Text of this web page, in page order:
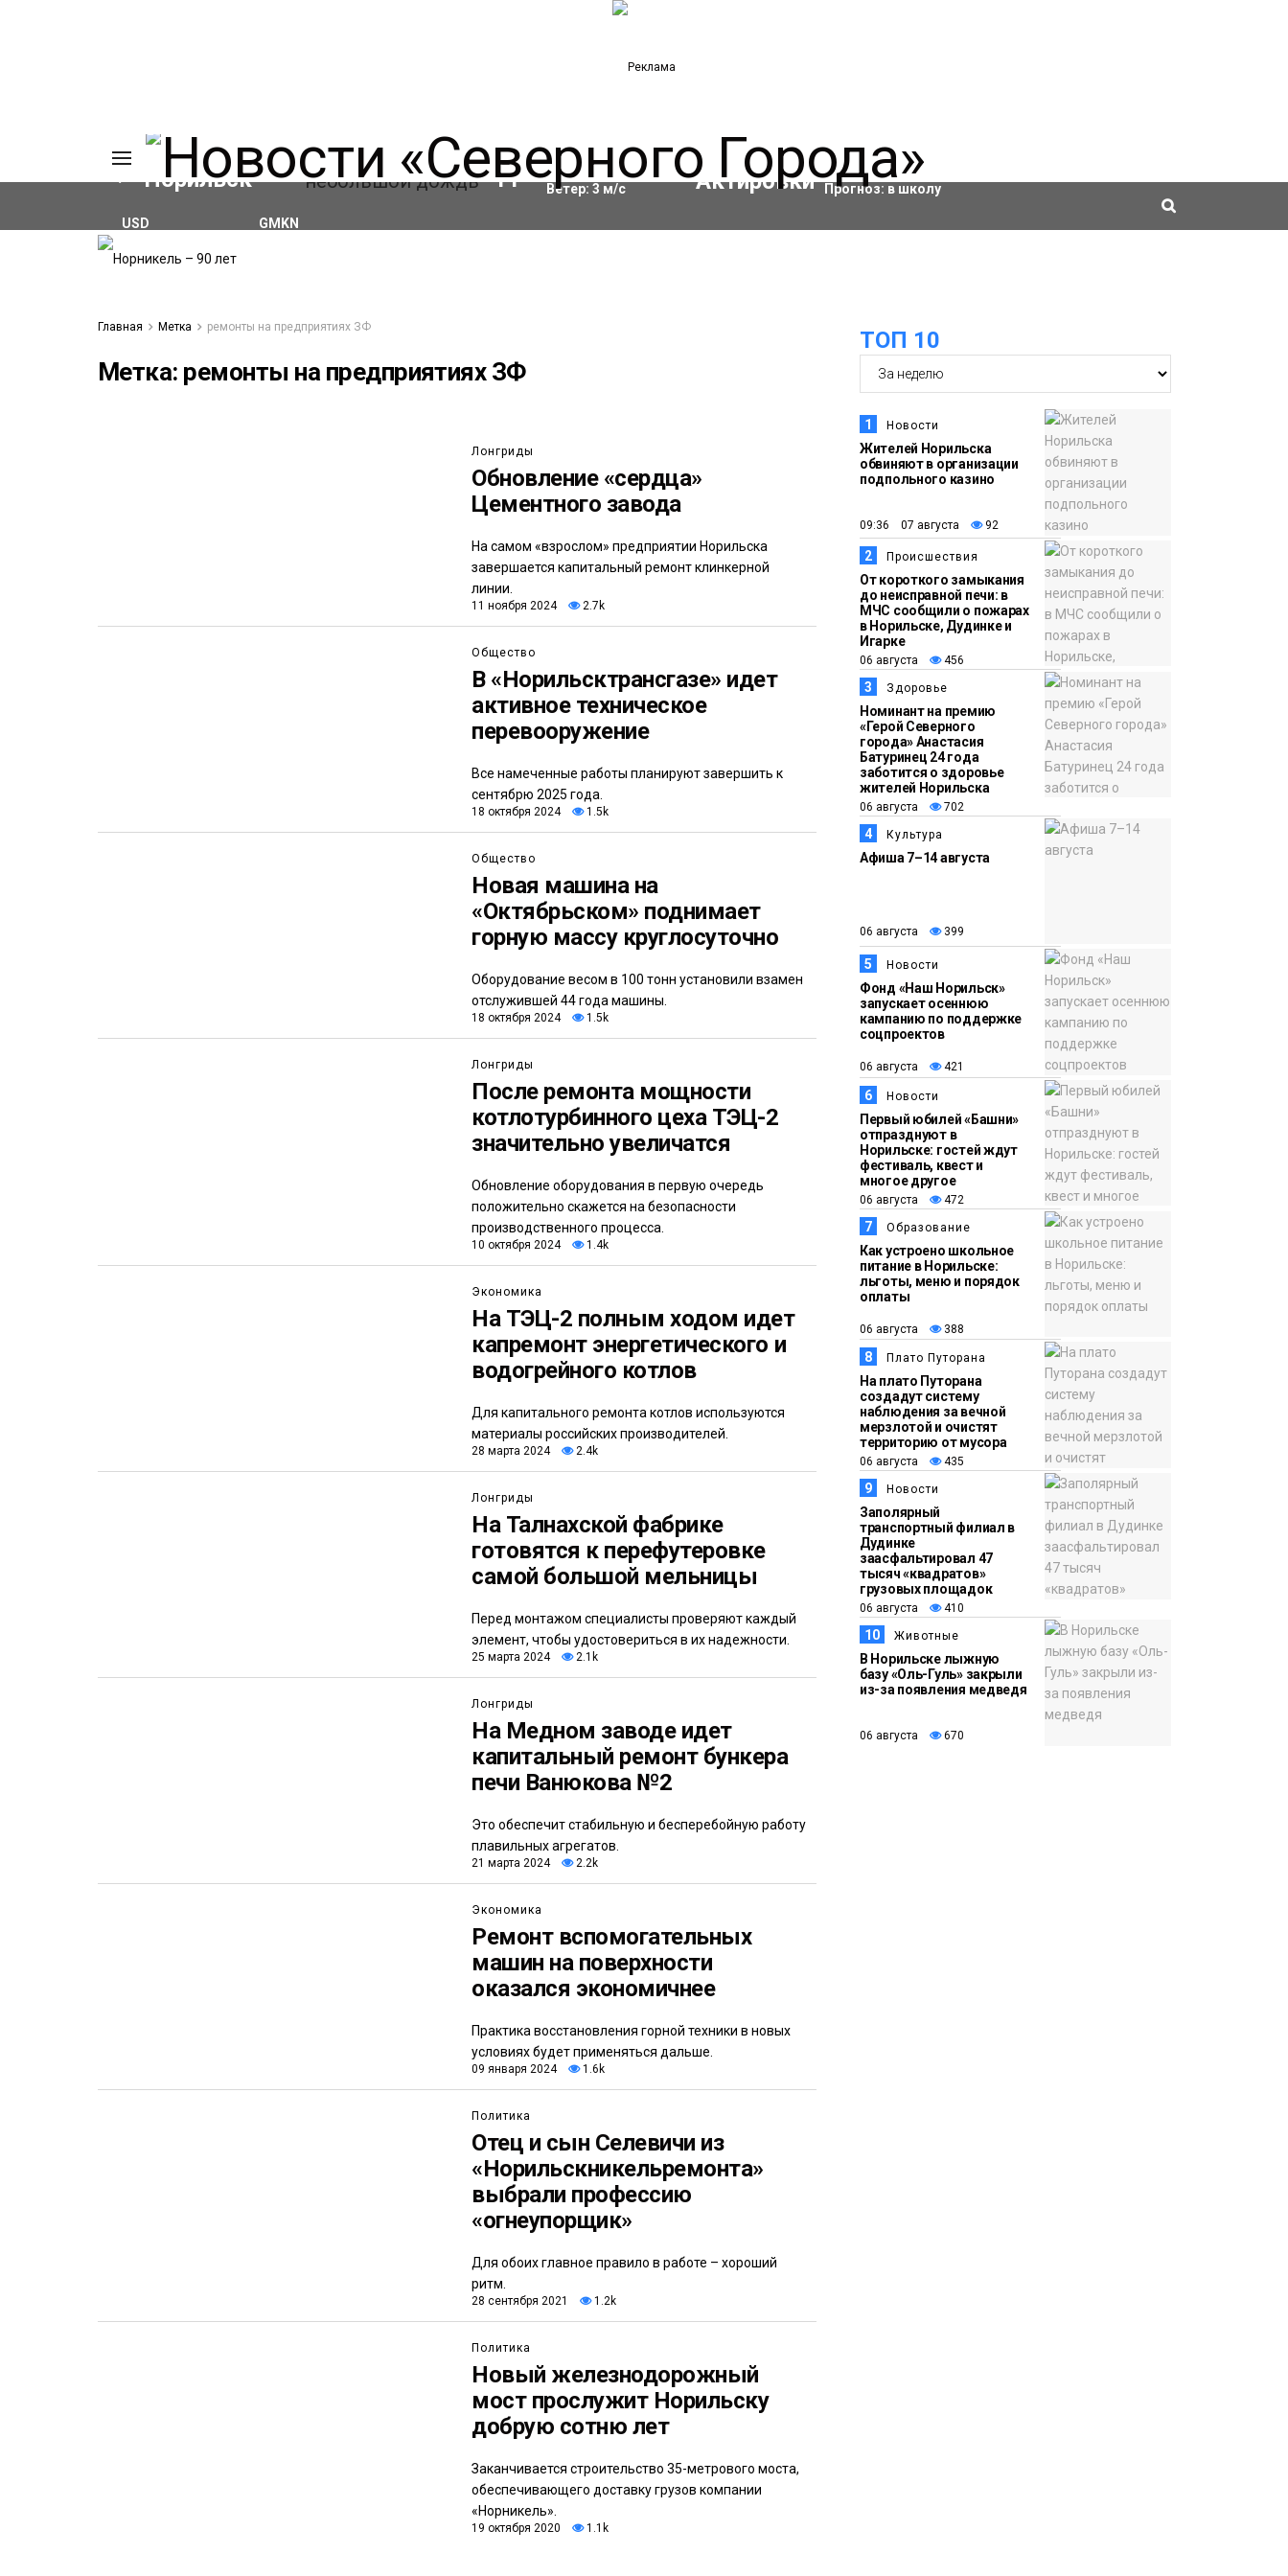
Норильск 11 °C Влажность:90%
Ветер: 3 м/с
Актировки
Прогноз: в школу
USD
GMKN
Главная Метка ремонты на предприятиях ЗФ
Метка: ремонты на предприятиях ЗФ
Лонгриды
Обновление «сердца»
Цементного завода
На самом «взрослом» предприятии Норильска
завершается капитальный ремонт клинкерной
линии.
11 ноября 2024 2.7k
Общество
В «Норильсктрансгазе» идет
активное техническое
перевооружение
Все намеченные работы планируют завершить к
сентябрю 2025 года.
18 октября 2024 1.5k
Общество
Новая машина на
«Октябрьском» поднимает
горную массу круглосуточно
Оборудование весом в 100 тонн установили взамен
отслужившей 44 года машины.
18 октября 2024 1.5k
Лонгриды
После ремонта мощности
котлотурбинного цеха ТЭЦ-2
значительно увеличатся
Обновление оборудования в первую очередь
положительно скажется на безопасности
производственного процесса.
10 октября 2024 1.4k
Экономика
На ТЭЦ-2 полным ходом идет
капремонт энергетического и
водогрейного котлов
Для капитального ремонта котлов используются
материалы российских производителей.
28 марта 2024 2.4k
Лонгриды
На Талнахской фабрике
готовятся к перефутеровке
самой большой мельницы
Перед монтажом специалисты проверяют каждый
элемент, чтобы удостовериться в их надежности.
25 марта 2024 2.1k
Лонгриды
На Медном заводе идет
капитальный ремонт бункера
печи Ванюкова №2
Это обеспечит стабильную и бесперебойную работу
плавильных агрегатов.
21 марта 2024 2.2k
Экономика
Ремонт вспомогательных
машин на поверхности
оказался экономичнее
Практика восстановления горной техники в новых
условиях будет применяться дальше.
09 января 2024 1.6k
Политика
Отец и сын Селевичи из
«Норильскникельремонта»
выбрали профессию
«огнеупорщик»
Для обоих главное правило в работе – хороший
ритм.
28 сентября 2021 1.2k
Политика
Новый железнодорожный
мост прослужит Норильску
добрую сотню лет
Заканчивается строительство 35-метрового моста,
обеспечивающего доставку грузов компании
«Норникель».
19 октября 2020 1.1k
ТОП 10
1 Новости
Жителей Норильска
обвиняют в организации
подпольного казино
09:36 07 августа 92
2 Происшествия
От короткого замыкания
до неисправной печи: в
МЧС сообщили о пожарах
в Норильске, Дудинке и
Игарке
06 августа 456
3 Здоровье
Номинант на премию
«Герой Северного
города» Анастасия
Батуринец 24 года
заботится о здоровье
жителей Норильска
06 августа 702
4 Культура
Афиша 7–14 августа
06 августа 399
5 Новости
Фонд «Наш Норильск»
запускает осеннюю
кампанию по поддержке
соцпроектов
06 августа 421
6 Новости
Первый юбилей «Башни»
отпразднуют в
Норильске: гостей ждут
фестиваль, квест и
многое другое
06 августа 472
7 Образование
Как устроено школьное
питание в Норильске:
льготы, меню и порядок
оплаты
06 августа 388
8 Плато Путорана
На плато Путорана
создадут систему
наблюдения за вечной
мерзлотой и очистят
территорию от мусора
06 августа 435
9 Новости
Заполярный
транспортный филиал в
Дудинке
заасфальтировал 47
тысяч «квадратов»
грузовых площадок
06 августа 410
10 Животные
В Норильске лыжную
базу «Оль-Гуль» закрыли
из-за появления медведя
06 августа 670